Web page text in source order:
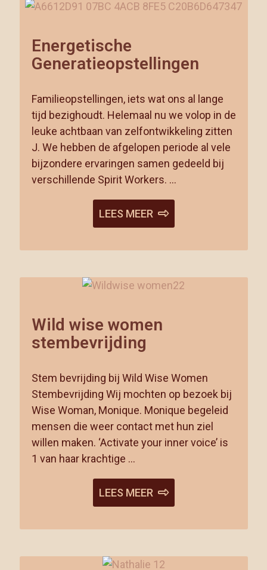
Energetische
Generatieopstellingen
Familieopstellingen, iets wat ons al lange
tijd bezighoudt. Helemaal nu we volop in de
leuke achtbaan van zelfontwikkeling zitten
J. We hebben de afgelopen periode al vele
bijzondere ervaringen samen gedeeld bij
verschillende Spirit Workers. …
LEES MEER
Wild wise women
stembevrijding
Stem bevrijding bij Wild Wise Women
Stembevrijding Wij mochten op bezoek bij
Wise Woman, Monique. Monique begeleid
mensen die weer contact met hun ziel
willen maken. ‘Activate your inner voice’ is
1 van haar krachtige …
LEES MEER